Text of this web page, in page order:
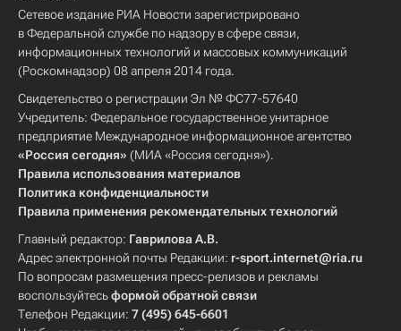
Сетевое издание РИА Новости зарегистрировано
в Федеральной службе по надзору в сфере связи,
информационных технологий и массовых коммуникаций
(Роскомнадзор) 08 апреля 2014 года.
Свидетельство о регистрации Эл № ФС77-57640
Учредитель: Федеральное государственное унитарное
предприятие Международное информационное агентство
«Россия сегодня» (МИА «Россия сегодня»).
Правила использования материалов
Политика конфиденциальности
Правила применения рекомендательных технологий
Главный редактор: Гаврилова А.В.
Адрес электронной почты Редакции: r-sport.internet@ria.ru
По вопросам размещения пресс-релизов и рекламы
воспользуйтесьформой обратной связи
Телефон Редакции: 7 (495) 645-6601